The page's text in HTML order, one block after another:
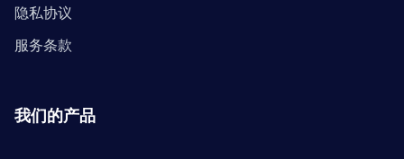
隐私协议
服务条款
我们的产品